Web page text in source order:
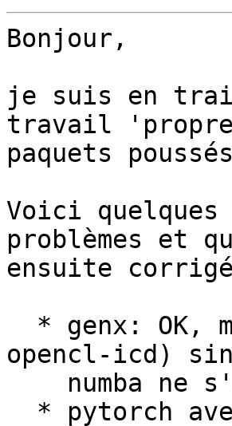
Bonjour,
je suis en
travail
paquets
Voici
problèmes et
ensuite
opencl-icd)